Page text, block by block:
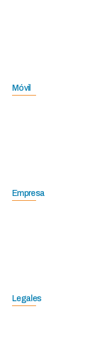
Móvil
Empresa
Legales